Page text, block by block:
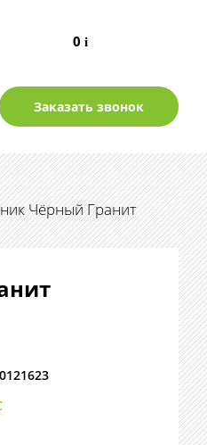
0i
Заказать звонок
Чёрный Гранит